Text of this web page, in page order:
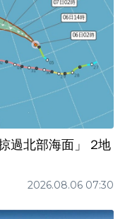
過北部海面」 2地
2026.08.06 07:30